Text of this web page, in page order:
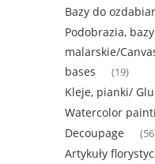
Bazy do
Podobrazia, bazy
malarskie/
bases
(19)
Kleje, pianki/
Watercolor
Decoupage
Artykuły